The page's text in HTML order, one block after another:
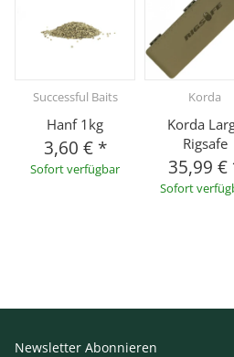
Successful Baits
Hanf 1kg
3,60 € *
Sofort verfügbar
Korda
Korda
Rigsafe
35,99 €
Sofort
Newsletter Abonnieren